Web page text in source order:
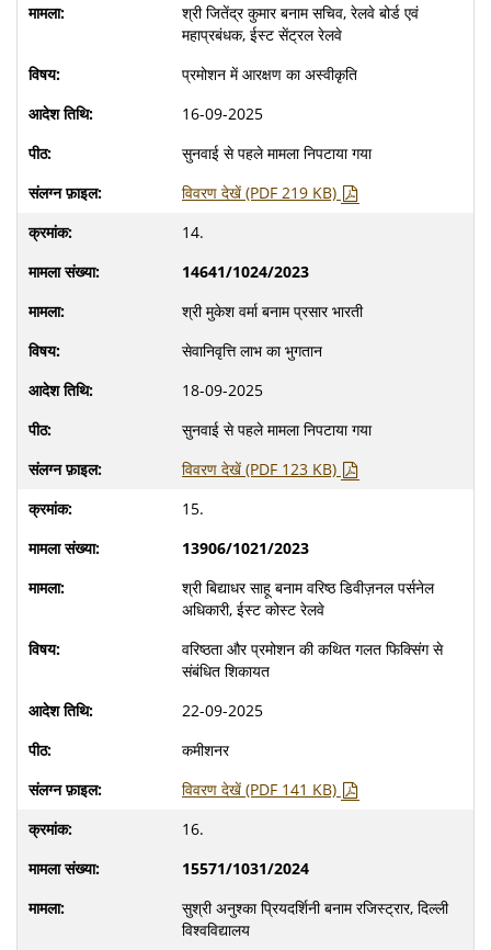
श्री जितेंद्र कुमार बनाम सचिव, रेलवे बोर्ड एवं
महाप्रबंधक, ईस्ट सेंट्रल रेलवे
प्रमोशन में आरक्षण का अस्वीकृति
16-09-2025
सुनवाई से पहले मामला निपटाया गया
विवरण देखें (PDF 219 KB)
14.
14641/1024/2023
श्री मुकेश वर्मा बनाम प्रसार भारती
सेवानिवृत्ति लाभ का भुगतान
18-09-2025
सुनवाई से पहले मामला निपटाया गया
विवरण देखें (PDF 123 KB)
15.
13906/1021/2023
श्री बिद्याधर साहू बनाम वरिष्ठ डिवीज़नल पर्सनेल
अधिकारी, ईस्ट कोस्ट रेलवे
वरिष्ठता और प्रमोशन की कथित गलत फिक्सिंग से
संबंधित शिकायत
22-09-2025
कमीशनर
विवरण देखें (PDF 141 KB)
16.
15571/1031/2024
सुश्री अनुश्का प्रियदर्शिनी बनाम रजिस्ट्रार, दिल्ली
विश्वविद्यालय